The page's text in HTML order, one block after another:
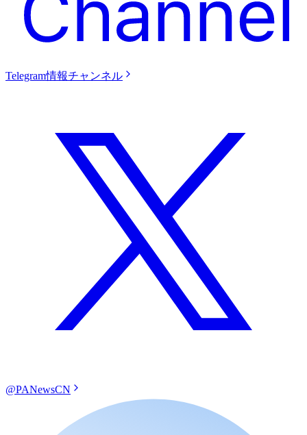
Telegram情報チャンネル
@PANewsCN